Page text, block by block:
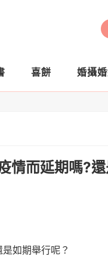
喜餅 婚攝
情而延期嗎?
如期舉行呢？